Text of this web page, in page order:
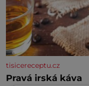
tisicereceptu.cz
Pravá irská káva